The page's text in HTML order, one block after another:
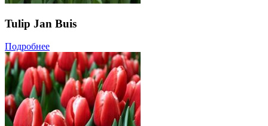
Tulip Jan Buis
Подробнее